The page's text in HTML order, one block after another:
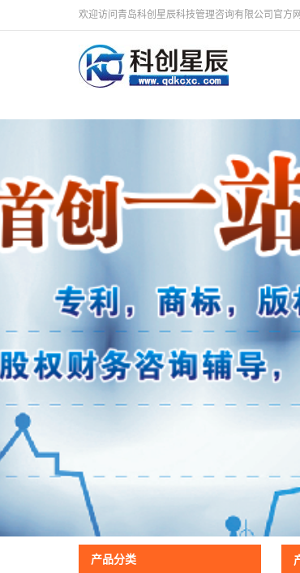
欢迎访问青岛科创星辰科技管理咨询有限公司官方网
产品分类